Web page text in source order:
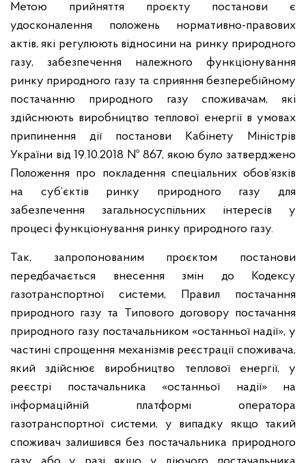
Метою прийняття проєкту постанови є
удосконалення положень нормативно-правових
актів, які регулюють відносини на ринку природного
газу, забезпечення належного функціонування
ринку природного газу та сприяння безперебійному
постачанню природного газу споживачам, які
здійснюють виробництво теплової енергії в умовах
припинення дії постанови Кабінету Міністрів
України від 19.10.2018 № 867, якою було затверджено
Положення про покладення спеціальних обов’язків
на суб’єктів ринку природного газу для
забезпечення загальносуспільних інтересів у
процесі функціонування ринку природного газу.
Так, запропонованим проєктом постанови
передбачається внесення змін до Кодексу
газотранспортної системи, Правил постачання
природного газу та Типового договору постачання
природного газу постачальником «останньої надії», у
частині спрощення механізмів реєстрації споживача,
який здійснює виробництво теплової енергії, у
реєстрі постачальника «останньої надії» на
інформаційній платформі оператора
газотранспортної системи, у випадку якщо такий
споживач залишився без постачальника природного